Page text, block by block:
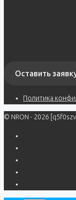
Оставить
Политика
© NRON - 2026